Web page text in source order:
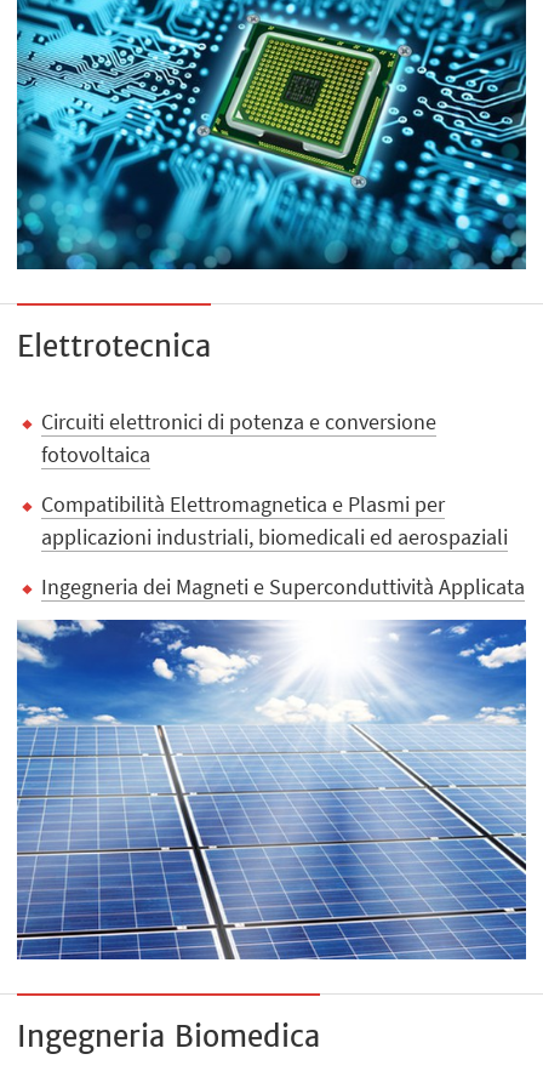
Elettrotecnica
Circuiti elettronici di potenza e conversione
fotovoltaica
Compatibilità Elettromagnetica e Plasmi per
applicazioni industriali, biomedicali ed aerospaziali
Ingegneria dei Magneti e Superconduttività Applicata
Ingegneria Biomedica